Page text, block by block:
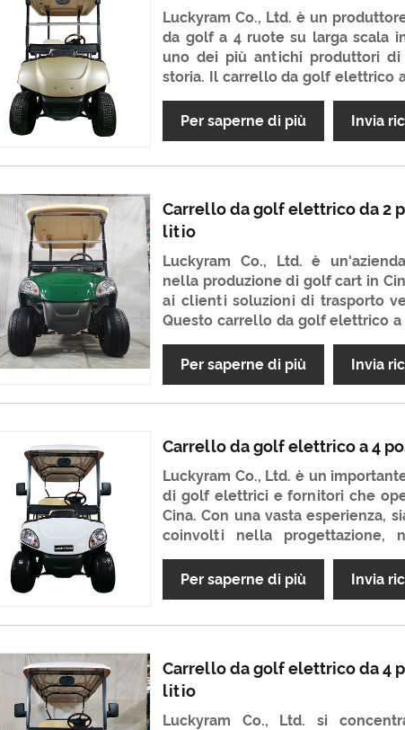
Luckyram Co., Ltd. è un
da golf a 4 ruote su larga scala
uno dei più antichi produttori
storia. Il carrello da golf elettrico
da golf molto classico e
qualità è molto buona e il
Per saperne di più Invia
Carrello da golf elettrico da 2
litio
Luckyram Co., Ltd. è
nella produzione di golf cart in
ai clienti soluzioni di trasporto
Questo carrello da golf elettrico a
litio è una soluzione di
rispettosa dell'ambiente
batterie al litio, il carrello da golf
robuste prestazioni
regolare e silenziosa che
golf e all'aperto. Vantando un
caratteristiche
scelta definitiva sia per gli
richiedenti brividi.
Per saperne di più Invia
Carrello da golf elettrico a 4
Luckyram Co., Ltd. è un
di golf elettrici e fornitori che
Cina. Con una vasta esperienza,
coinvolti nella progettazione,
produzione di golf cart per
golf elettrico a 4 posti è un
Per saperne di più Invia
Carrello da golf elettrico da 4
litio
Luckyram Co., Ltd. si